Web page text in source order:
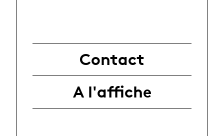
Contact
A l'affiche